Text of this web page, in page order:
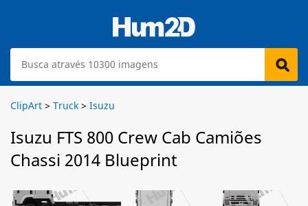
ClipArt > Truck > Isuzu
Isuzu FTS 800 Crew Cab Camiões
Chassi 2014 Blueprint